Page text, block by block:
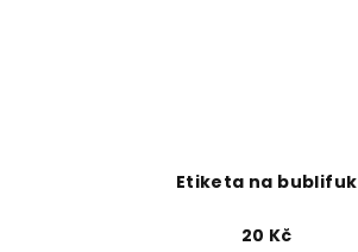
Etiketa na bublifuk
20 Kč